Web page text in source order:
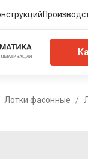
Лотки фасонные